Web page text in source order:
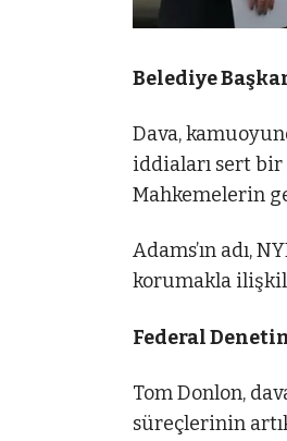
Belediye
Dava,
iddiaları sert bir
Mahkemelerin
Adams’ın adı,
korumakla
Federal
Tom Donlon,
süreçlerinin